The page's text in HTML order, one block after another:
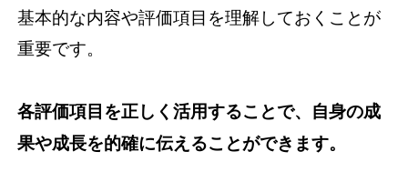
基本的な内容や評価項目を理解しておくことが
重要です。
各評価項目を正しく活用することで、自身の成
果や成長を的確に伝えることができます。